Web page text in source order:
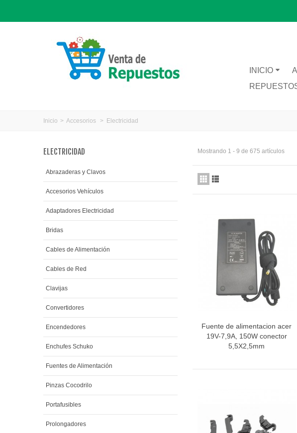
INICIO
Inicio > Accesorios > Electricidad
ELECTRICIDAD
Abrazaderas y Clavos
Accesorios Vehículos
Adaptadores Electricidad
Bridas
Cables de Alimentación
Cables de Red
Clavijas
Convertidores
Encendedores
Enchufes Schuko
Fuentes de Alimentación
Pinzas Cocodrilo
Portafusibles
Prolongadores
Mostrando 1 - 9 de 675 artículos
Vista rápida
Fuente de alimentacion acer
19V-7,9A, 150W conector
5,5X2,5mm